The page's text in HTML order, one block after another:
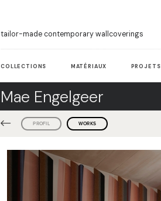
tailor-made contemporary wallcoverings
COLLECTIONS MATÉRIAUX PROJETS
Mae Engelgeer
PROFIL WORKS